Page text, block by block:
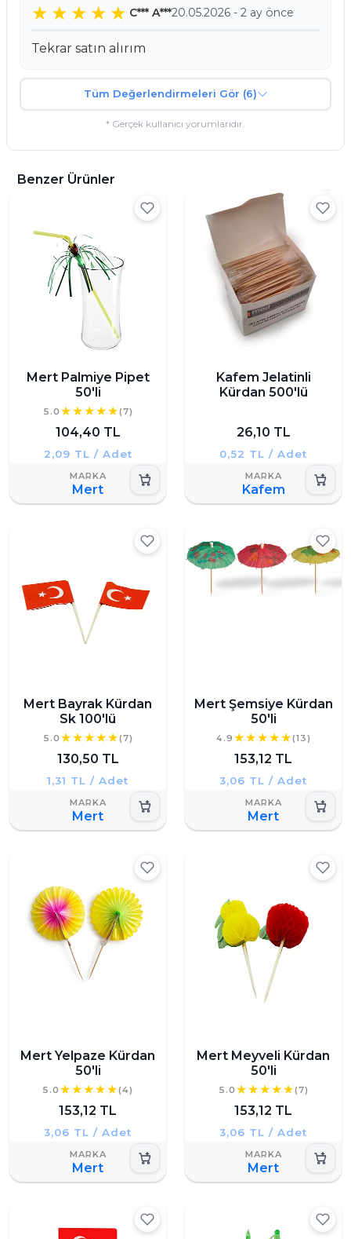
C*** A***20.05.2026 - 2 ay önce
Tekrar satın alırım
Tüm Değerlendirmeleri Gör (6)
* Gerçek kullanıcı yorumlarıdır.
Benzer Ürünler
Mert Palmiye Pipet
50'li
5.0 (7)
104,40 TL
2,09 TL / Adet
Mert
Kafem Jelatinli
Kürdan 500'lü
26,10 TL
0,52 TL / Adet
Kafem
Mert Bayrak Kürdan
Sk 100'lü
5.0 (7)
130,50 TL
1,31 TL / Adet
Mert
Mert Şemsiye Kürdan
50'li
4.9 (13)
153,12 TL
3,06 TL / Adet
Mert
Mert Yelpaze Kürdan
50'li
5.0 (4)
153,12 TL
3,06 TL / Adet
Mert
Mert Meyveli Kürdan
50'li
5.0 (7)
153,12 TL
3,06 TL / Adet
Mert